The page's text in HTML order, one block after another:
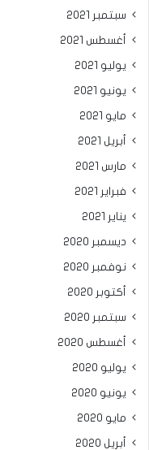
سبتمبر 2021
أغسطس 2021
يوليو 2021
يونيو 2021
مايو 2021
أبريل 2021
مارس 2021
فبراير 2021
يناير 2021
ديسمبر 2020
نوفمبر 2020
أكتوبر 2020
سبتمبر 2020
أغسطس 2020
يوليو 2020
يونيو 2020
مايو 2020
أبريل 2020